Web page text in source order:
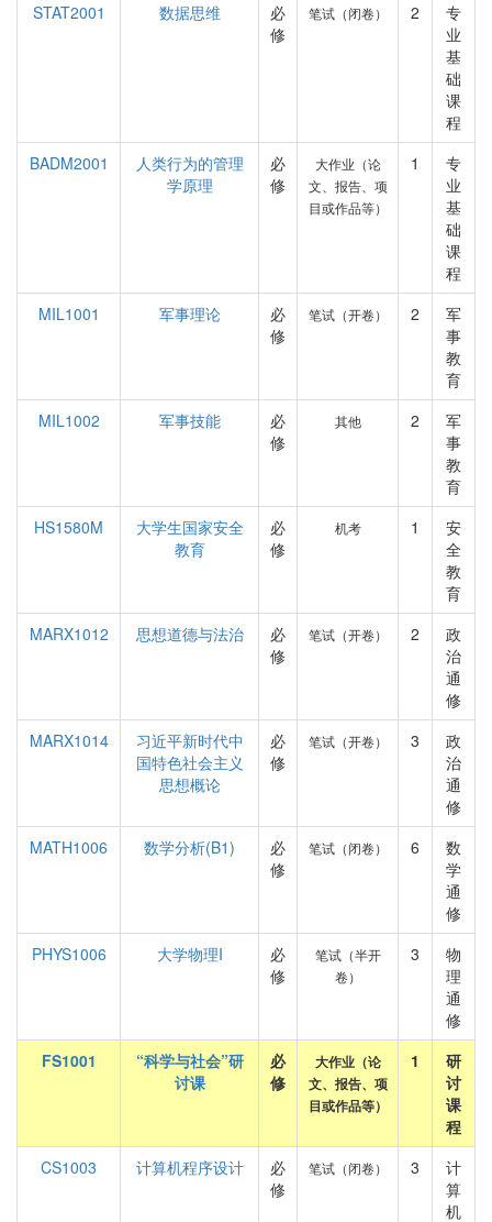
STAT2001 数据思维
必
修
笔试（闭卷） 2
专
业
基
础
课
程
BADM2001
人类行为的管理
学原理
必
修
大作业（论
文、报告、项
目或作品等）
1
专
业
基
础
课
程
MIL1001
军事理论
必
修
笔试（开卷） 2
军
事
教
育
MIL1002
军事技能
必
修
其他 2
军
事
教
育
HS1580M
大学生国家安全
教育
必
修
机考 1
安
全
教
育
MARX1012
思想道德与法治
必
修
笔试（开卷） 2
政
治
通
修
MARX1014
习近平新时代中
国特色社会主义
思想概论
必
修
笔试（开卷） 3
政
治
通
修
MATH1006
数学分析(B1)
必
修
笔试（闭卷） 6
数
学
通
修
PHYS1006
大学物理I
必
修
笔试（半开
卷）
3
物
理
通
修
FS1001
“科学与社会”研
讨课
必
修
大作业（论
文、报告、项
目或作品等）
1
研
讨
课
程
CS1003
计算机程序设计
必
修
笔试（闭卷） 3
计
算
机